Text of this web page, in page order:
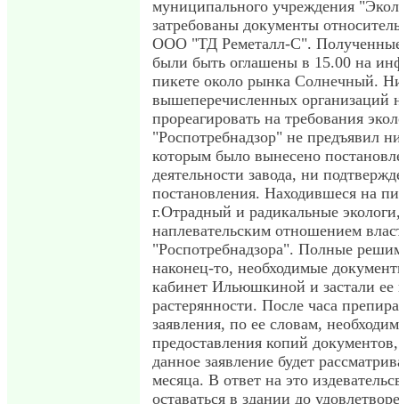
муниципального учреждения
затребованы документы
ООО "ТД Реметалл-С".
были быть оглашены в 15.00 на
пикете около рынка Солнечный.
вышеперечисленных организаций
прореагировать на требования
"Роспотребнадзор" не предъявил
которым было вынесено
деятельности завода, ни
постановления. Находившеся на
г.Отрадный и радикальные
наплевательским отношением
"Роспотребнадзора". Полные
наконец-то, необходимые
кабинет Ильюшкиной и застали ее
растерянности. После часа
заявления, по ее словам,
предоставления копий
данное заявление будет
месяца. В ответ на это
оставаться в здании до